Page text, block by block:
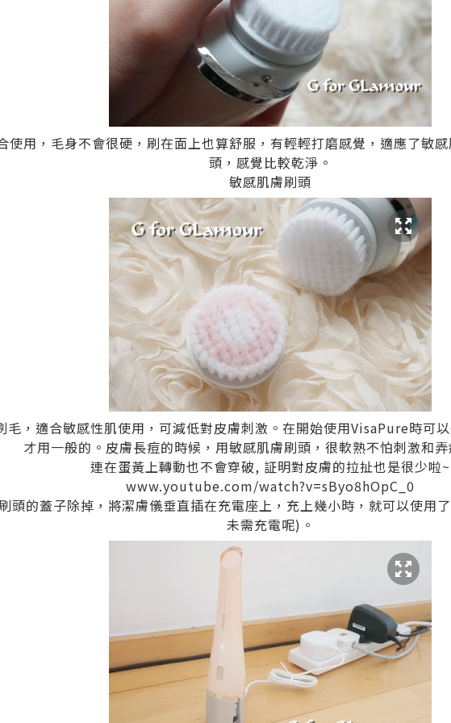
使用，毛身不會很硬，刷在面上也算舒服，有輕輕打磨感覺，適應了敏
頭，感覺比較乾淨。
敏感肌膚刷頭
毛，適合敏感性肌使用，可減低對皮膚刺激。在開始使用VisaPure時可
才用一般的。皮膚長痘的時候，用敏感肌膚刷頭，很軟熟不怕刺激和弄
連在蛋黃上轉動也不會穿破, 証明對皮膚的拉扯也是很少啦~
www.youtube.com/watch?v=sByo8hOpC_0
頭的蓋子除掉，將潔膚儀垂直插在充電座上，充上幾小時，就可以使用
未需充電呢)。